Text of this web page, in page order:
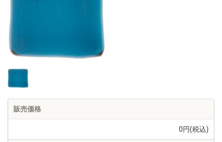
販売価格
0円(税込)